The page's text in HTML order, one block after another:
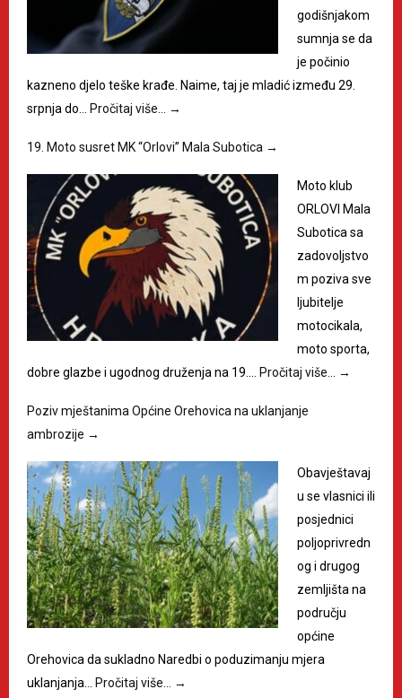
godišnjakom
sumnja se da
je počinio
kazneno djelo teške krađe. Naime, taj je mladić između 29.
srpnja do… Pročitaj više… →
19. Moto susret MK “Orlovi” Mala Subotica →
Moto klub
ORLOVI Mala
Subotica sa
zadovoljstvo
m poziva sve
ljubitelje
motocikala,
moto sporta,
dobre glazbe i ugodnog druženja na 19.… Pročitaj više… →
Poziv mještanima Općine Orehovica na uklanjanje
ambrozije →
Obavještavaj
u se vlasnici ili
posjednici
poljoprivredn
og i drugog
zemljišta na
području
općine
Orehovica da sukladno Naredbi o poduzimanju mjera
uklanjanja… Pročitaj više… →